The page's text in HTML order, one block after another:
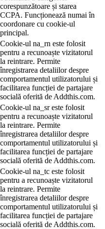
corespunzătoare și starea
CCPA. Funcționează numai în
coordonare cu cookie-ul
principal.
Cookie-ul na_rn este folosit
pentru a recunoaște vizitatorul
la reintrare. Permite
înregistrarea detaliilor despre
comportamentul utilizatorului și
facilitarea funcției de partajare
socială oferită de Addthis.com.
Cookie-ul na_sr este folosit
pentru a recunoaște vizitatorul
la reintrare. Permite
înregistrarea detaliilor despre
comportamentul utilizatorului și
facilitarea funcției de partajare
socială oferită de Addthis.com.
Cookie-ul na_tc este folosit
pentru a recunoaște vizitatorul
la reintrare. Permite
înregistrarea detaliilor despre
comportamentul utilizatorului și
facilitarea funcției de partajare
socială oferită de Addthis.com.